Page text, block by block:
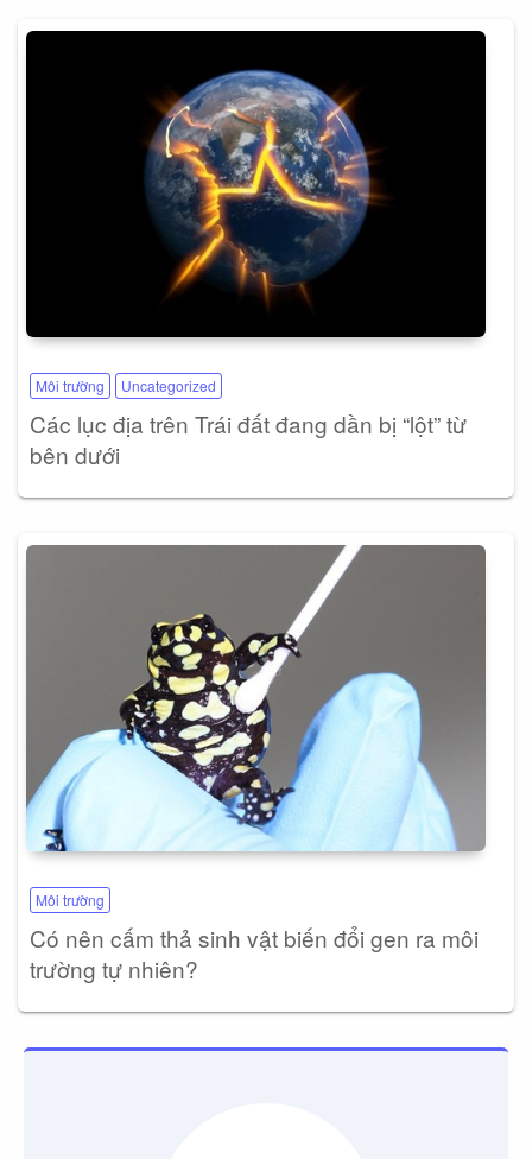
Môi trường Uncategorized
Các lục địa trên Trái đất đang dần bị “lột” từ
bên dưới
Môi trường
Có nên cấm thả sinh vật biến đổi gen ra môi
trường tự nhiên?